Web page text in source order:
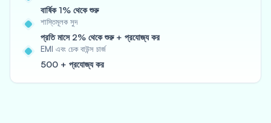
বার্ষিক 1% থেকে শুরু
শাস্তিমূলক সুদ
প্রতি মাসে 2% থেকে শুরু + প্রযোজ্য কর
EMI এবং চেক বাউন্স চার্জ
500 + প্রযোজ্য কর